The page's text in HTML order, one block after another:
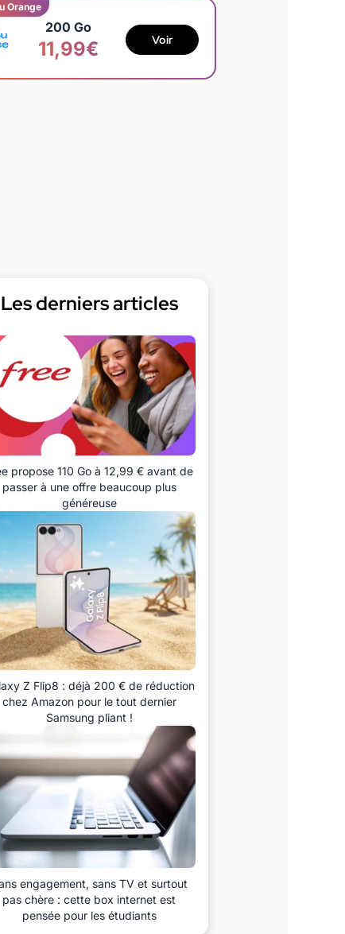
Orange
200 Go
11,99€ Voir
Les derniers articles
propose 110 Go à 12,99 € avant de
passer à une offre beaucoup plus
généreuse
Z Flip8 : déjà 200 € de réduction
chez Amazon pour le tout dernier
Samsung pliant !
engagement, sans TV et surtout
pas chère : cette box internet est
pensée pour les étudiants